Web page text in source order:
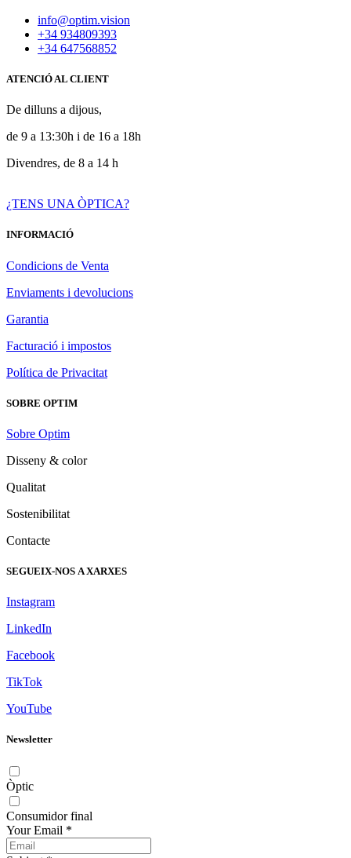
info@optim.vision
+34 934809393
+34 647568852
ATENCIÓ AL CLIENT
De dilluns a dijous,
de 9 a 13:30h i de 16 a 18h
Divendres, de 8 a 14 h
¿TENS UNA ÒPTICA?
INFORMACIÓ
Condicions de Venta
Enviaments i devolucions
Garantia
Facturació i impostos
Política de Privacitat
SOBRE OPTIM
Sobre Optim
Disseny & color
Qualitat
Sostenibilitat
Contacte
SEGUEIX-NOS A XARXES
Instagram
LinkedIn
Facebook
TikTok
YouTube
Newsletter
Òptic
Consumidor final
Your Email *